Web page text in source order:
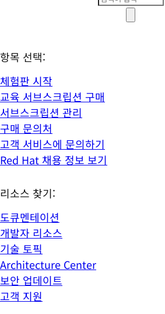
항목 선택:
체험판 시작
교육 서브스크립션 구매
서브스크립션 관리
구매 문의처
고객 서비스에 문의하기
Red Hat 채용 정보 보기
리소스 찾기:
도큐멘테이션
개발자 리소스
기술 토픽
Architecture Center
보안 업데이트
고객 지원